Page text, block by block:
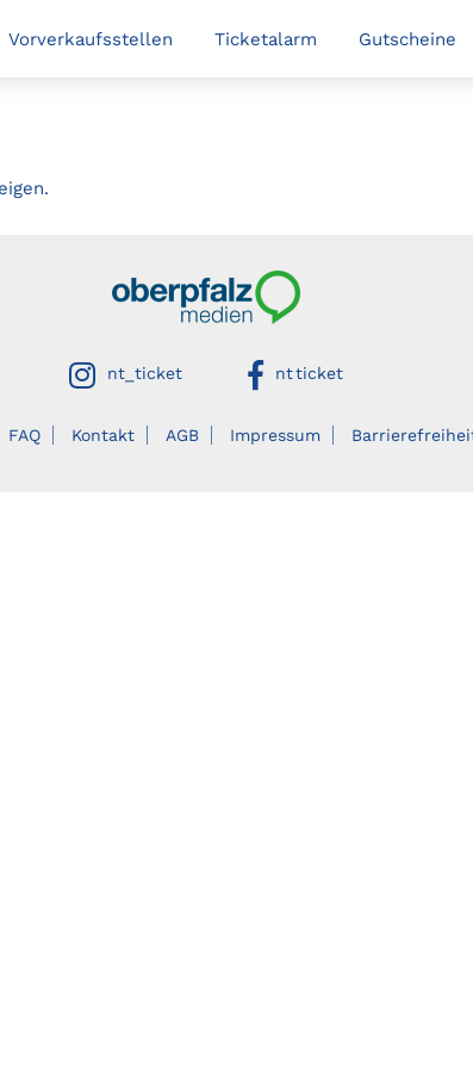
Vorverkaufsstellen Ticketalarm Gutscheine
Oberpfalzmedien
nt_ticketauf instagramnt ticketauf facebook
FAQ Kontakt AGB Impressum